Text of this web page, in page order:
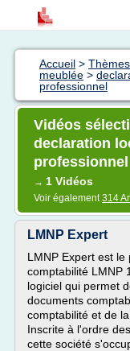
Accueil >
meublée >
professionnel
Vidéos
declaration
professionnel
→ 1 Vidéos
Voir également314
LMNP Expert
LMNP Expert est le
comptabilité LMNP
logiciel qui permet
documents
comptabilité et de
Inscrite à l'ordre
cette société